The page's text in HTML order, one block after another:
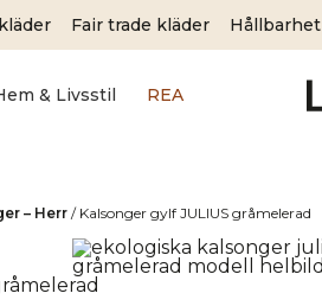
Fair trade kläder Hållbarhet
& Livsstil REA
– Herr/ Kalsonger gylf JULIUS gråmelerad